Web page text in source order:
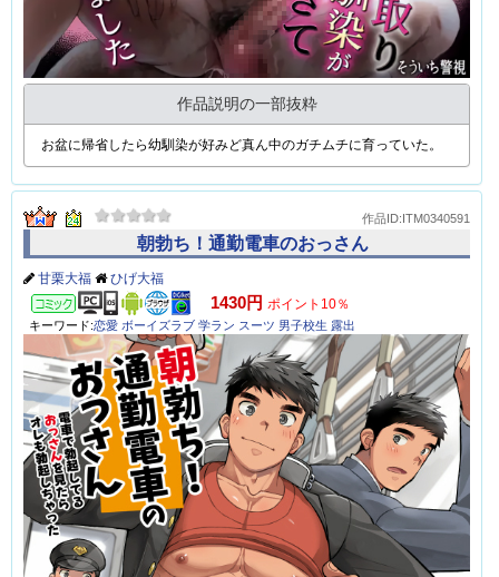
作品説明の一部抜粋
お盆に帰省したら幼馴染が好みど真ん中のガチムチに育っていた。
作品ID:ITM0340591
朝勃ち！通勤電車のおっさん
甘栗大福 ひげ大福
コミック 1430円 ポイント10％
キーワード:恋愛 ボーイズラブ 学ラン スーツ 男子校生 露出